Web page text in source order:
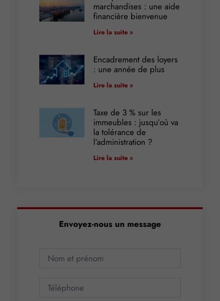
marchandises : une aide
financière bienvenue
Lire la suite »
Encadrement des loyers
: une année de plus
Lire la suite »
Taxe de 3 % sur les
immeubles : jusqu’où va
la tolérance de
l’administration ?
Lire la suite »
Envoyez-nous un message